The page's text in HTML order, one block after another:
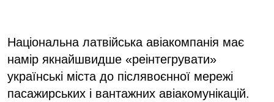
Національна латвійська авіакомпанія має
намір якнайшвидше «реінтегрувати»
українські міста до післявоєнної мережі
пасажирських і вантажних авіакомунікацій.